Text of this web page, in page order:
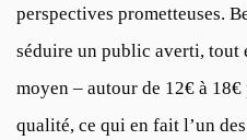
perspectives prometteuses.
séduire un public averti, tout
moyen – autour de 12€ à
qualité, ce qui en fait l’un